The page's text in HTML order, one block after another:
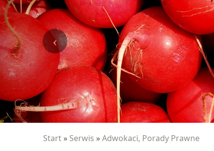
Start » Serwis »Adwokaci, Porady Prawne